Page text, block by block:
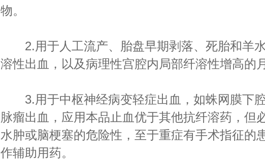
物。
2.用于人工流产、胎盘早期剥落、死胎和羊
溶性出血，以及病理性宫腔内局部纤溶性增高的
3.用于中枢神经病变轻症出血，如蛛网膜下
脉瘤出血，应用本品止血优于其他抗纤溶药，但
水肿或脑梗塞的危险性，至于重症有手术指征的
作辅助用药。